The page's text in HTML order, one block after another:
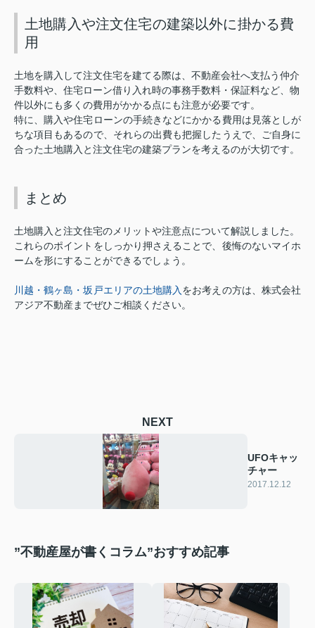
土地購入や注文住宅の建築以外に掛かる費
用
土地を購入して注文住宅を建てる際は、不動産会社へ支払う仲介
手数料や、住宅ローン借り入れ時の事務手数料・保証料など、物
件以外にも多くの費用がかかる点にも注意が必要です。
特に、購入や住宅ローンの手続きなどにかかる費用は見落としが
ちな項目もあるので、それらの出費も把握したうえで、ご自身に
合った土地購入と注文住宅の建築プランを考えるのが大切です。
まとめ
土地購入と注文住宅のメリットや注意点について解説しました。
これらのポイントをしっかり押さえることで、後悔のないマイホ
ームを形にすることができるでしょう。
川越・鶴ヶ島・坂戸エリアの土地購入 をお考えの方は、株式会社
アジア不動産までぜひご相談ください。
NEXT
UFOキャッ
チャー
2017.12.12
”不動産屋が書くコラム”おすすめ記事